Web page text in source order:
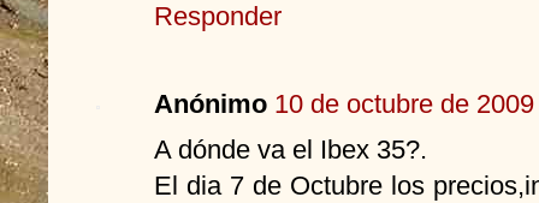
Responder
Anónimo 10 de octubre de
A dónde va el Ibex 35?.
El dia 7 de Octubre los